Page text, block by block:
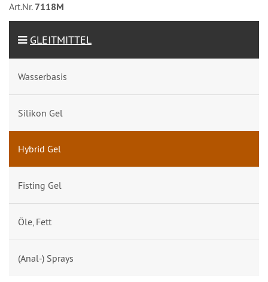
Art.Nr. 7118M
GLEITMITTEL
Wasserbasis
Silikon Gel
Hybrid Gel
Fisting Gel
Öle, Fett
(Anal-) Sprays